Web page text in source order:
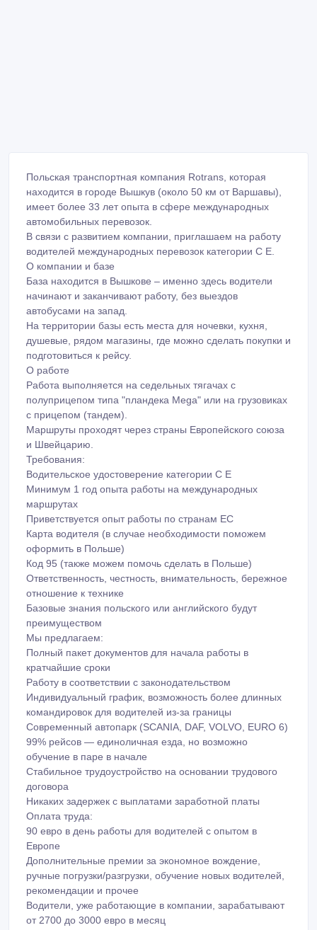
Польская транспортная компания Rotrans, которая
находится в городе Вышкув (около 50 км от Варшавы),
имеет более 33 лет опыта в сфере международных
автомобильных перевозок.
В связи с развитием компании, приглашаем на работу
водителей международных перевозок категории C E.
О компании и базе
База находится в Вышкове – именно здесь водители
начинают и заканчивают работу, без выездов
автобусами на запад.
На территории базы есть места для ночевки, кухня,
душевые, рядом магазины, где можно сделать покупки и
подготовиться к рейсу.
О работе
Работа выполняется на седельных тягачах с
полуприцепом типа "пландека Mega" или на грузовиках
с прицепом (тандем).
Маршруты проходят через страны Европейского союза
и Швейцарию.
Требования:
Водительское удостоверение категории C E
Минимум 1 год опыта работы на международных
маршрутах
Приветствуется опыт работы по странам ЕС
Карта водителя (в случае необходимости поможем
оформить в Польше)
Код 95 (также можем помочь сделать в Польше)
Ответственность, честность, внимательность, бережное
отношение к технике
Базовые знания польского или английского будут
преимуществом
Мы предлагаем:
Полный пакет документов для начала работы в
кратчайшие сроки
Работу в соответствии с законодательством
Индивидуальный график, возможность более длинных
командировок для водителей из-за границы
Современный автопарк (SCANIA, DAF, VOLVO, EURO 6)
99% рейсов — единоличная езда, но возможно
обучение в паре в начале
Стабильное трудоустройство на основании трудового
договора
Никаких задержек с выплатами заработной платы
Оплата труда:
90 евро в день работы для водителей с опытом в
Европе
Дополнительные премии за экономное вождение,
ручные погрузки/разгрузки, обучение новых водителей,
рекомендации и прочее
Водители, уже работающие в компании, зарабатывают
от 2700 до 3000 евро в месяц